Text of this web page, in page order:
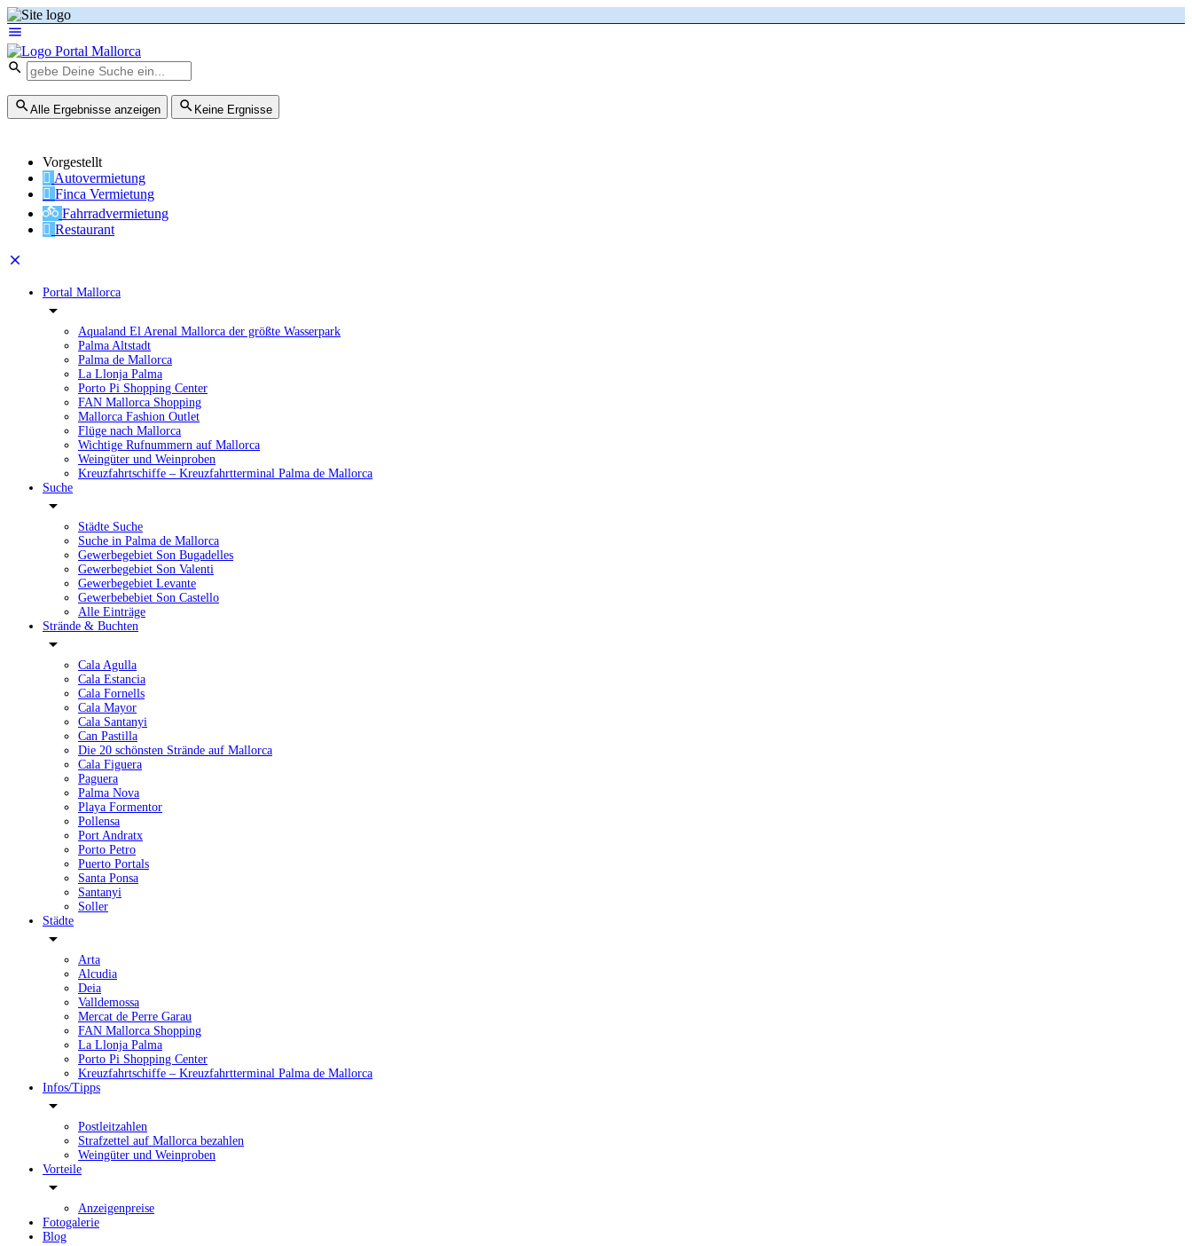
Alle Ergebnisse anzeigen Keine Ergnisse
Vorgestellt
Autovermietung
Finca Vermietung
Fahrradvermietung
Restaurant
Portal Mallorca
Aqualand El Arenal Mallorca der größte Wasserpark
Palma Altstadt
Palma de Mallorca
La Llonja Palma
Porto Pi Shopping Center
FAN Mallorca Shopping
Mallorca Fashion Outlet
Flüge nach Mallorca
Wichtige Rufnummern auf Mallorca
Weingüter und Weinproben
Kreuzfahrtschiffe – Kreuzfahrtterminal Palma de Mallorca
Suche
Städte Suche
Suche in Palma de Mallorca
Gewerbegebiet Son Bugadelles
Gewerbegebiet Son Valenti
Gewerbegebiet Levante
Gewerbebebiet Son Castello
Alle Einträge
Strände & Buchten
Cala Agulla
Cala Estancia
Cala Fornells
Cala Mayor
Cala Santanyi
Can Pastilla
Die 20 schönsten Strände auf Mallorca
Cala Figuera
Paguera
Palma Nova
Playa Formentor
Pollensa
Port Andratx
Porto Petro
Puerto Portals
Santa Ponsa
Santanyi
Soller
Städte
Arta
Alcudia
Deia
Valldemossa
Mercat de Perre Garau
FAN Mallorca Shopping
La Llonja Palma
Porto Pi Shopping Center
Kreuzfahrtschiffe – Kreuzfahrtterminal Palma de Mallorca
Infos/Tipps
Postleitzahlen
Strafzettel auf Mallorca bezahlen
Weingüter und Weinproben
Vorteile
Anzeigenpreise
Fotogalerie
Blog